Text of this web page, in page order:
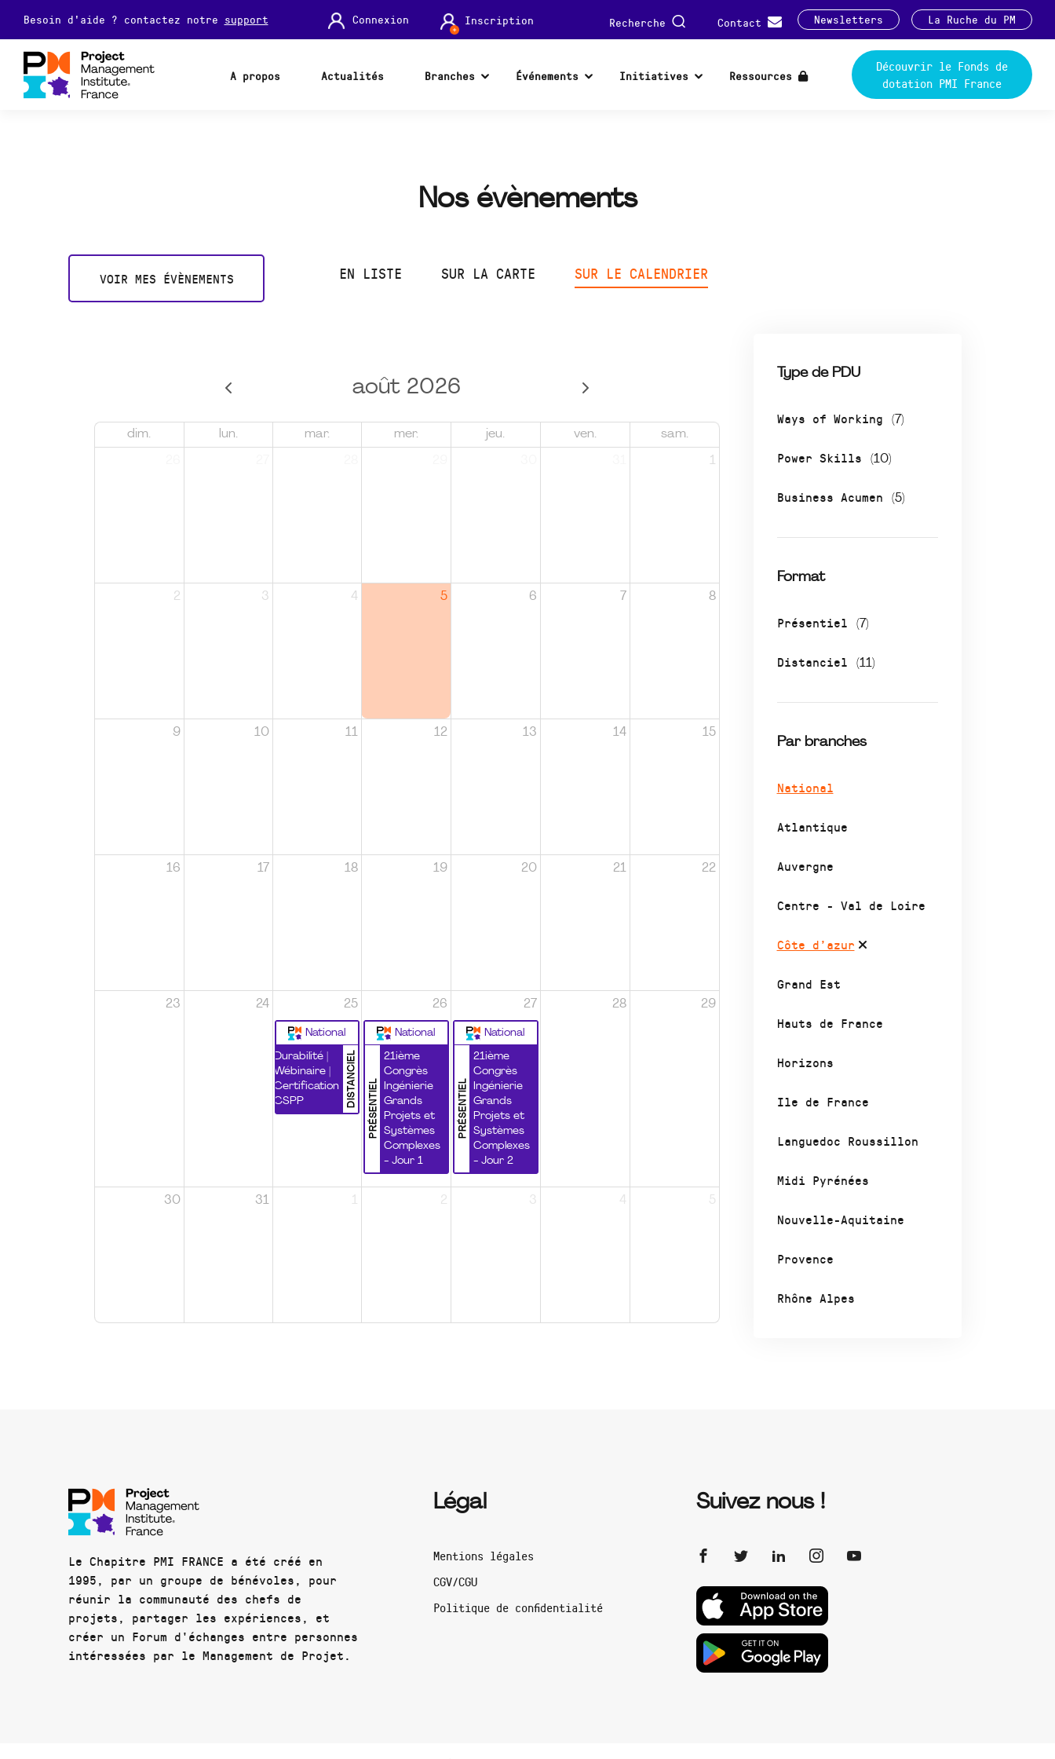
Besoin d'aide ? contactez notre support Connexion Inscription Recherche Contact Newsletters La Ruche du PM
A propos Actualités Branches Événements Initiatives Ressources
Découvrir le Fonds de
dotation PMI France
Nos évènements
VOIR MES ÉVÈNEMENTS EN LISTE SUR LA CARTE SUR LE CALENDRIER
Type de PDU
Ways of Working (7)
Power Skills (10)
Business Acumen (5)
Format
Présentiel (7)
Distanciel (11)
Par branches
National
Atlantique
Auvergne
Centre - Val de Loire
Côte d’azur
Grand Est
Hauts de France
Horizons
Ile de France
Languedoc Roussillon
Midi Pyrénées
Nouvelle-Aquitaine
Provence
Rhône Alpes
août 2026
dim. lun. mar. mer. jeu. ven. sam.
1
2 3 4 5 6 7 8
9 10 11 12 13 14 15
16 17 18 19 20 21 22
23 24 25
National
DISTANCIEL
Durabilité |
Wébinaire |
Certification
CSPP
26
National
PRÉSENTIEL
21ième
Congrès
Ingénierie
Grands
Projets et
Systèmes
Complexes
- Jour 1
27
National
PRÉSENTIEL
21ième
Congrès
Ingénierie
Grands
Projets et
Systèmes
Complexes
- Jour 2
28 29
30 31 1 2 3 4 5
Le Chapitre PMI FRANCE a été créé en
1995, par un groupe de bénévoles, pour
réunir la communauté des chefs de
projets, partager les expériences, et
créer un Forum d'échanges entre personnes
intéressées par le Management de Projet.
Légal
Mentions légales
CGV/CGU
Politique de confidentialité
Suivez nous !